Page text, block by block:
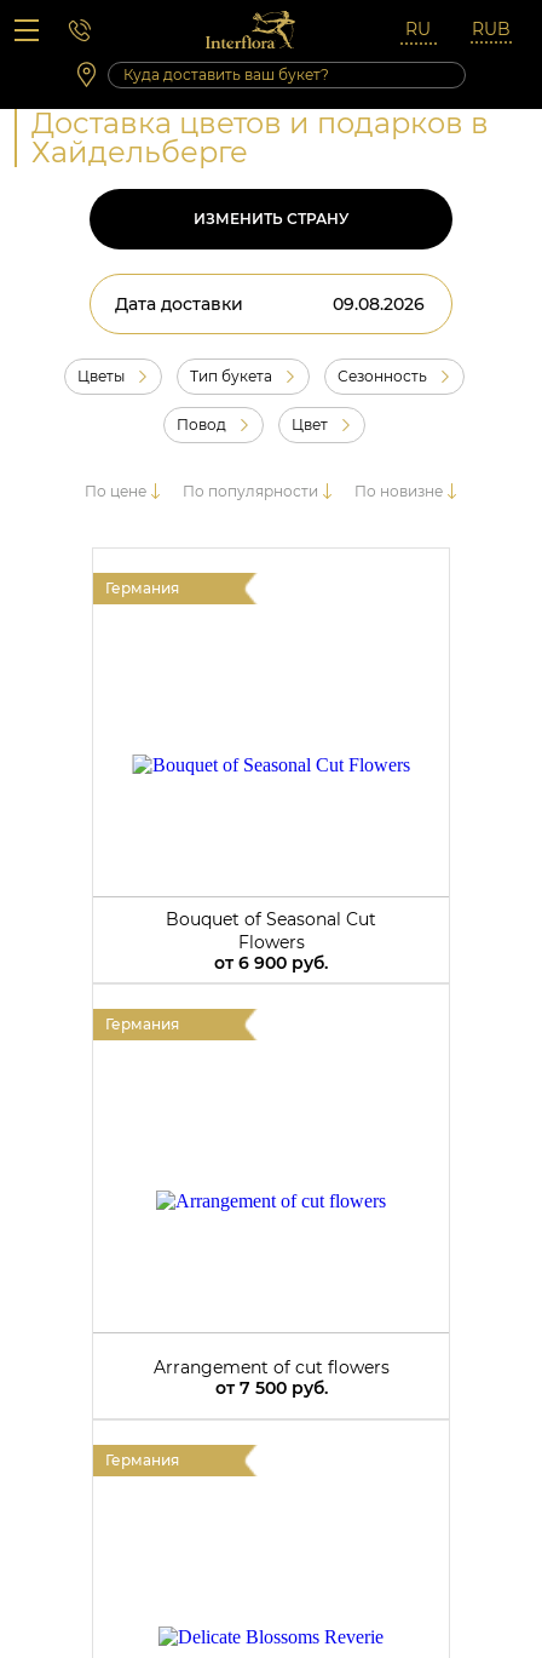
Вопросы-ответы
Сб 10:00 ‐ 14:00
Выходные и праздничные дни
Доставка цветов и подарков в
Хайдельберге
ИЗМЕНИТЬ СТРАНУ
Дата доставки
Цветы Тип букета Сезонность
Повод Цвет
По цене По популярности По новизне
Германия
Bouquet of Seasonal Cut
Flowers
от6 900 руб.
Германия
Arrangement of cut flowers
от7 500 руб.
Германия